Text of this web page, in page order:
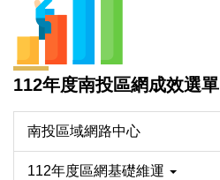
112年度南投區網成效選單
南投區域網路中心
112年度區網基礎維運